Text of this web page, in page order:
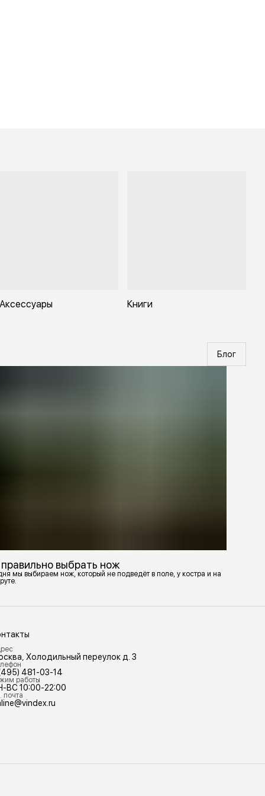
Аксессуары Книги
Блог
выбрать нож
мы выбираем нож, который не подведёт в поле, у костра и на
Холодильный переулок д. 3
481-03-14
работы
ВС 10:00-22:00
почта